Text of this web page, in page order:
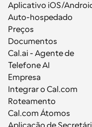
Aplicativo iOS/
Auto-hospedado
Preços
Documentos
Cal.ai - Agente de
Telefone AI
Empresa
Integrar o Cal.com
Roteamento
Cal.com Átomos